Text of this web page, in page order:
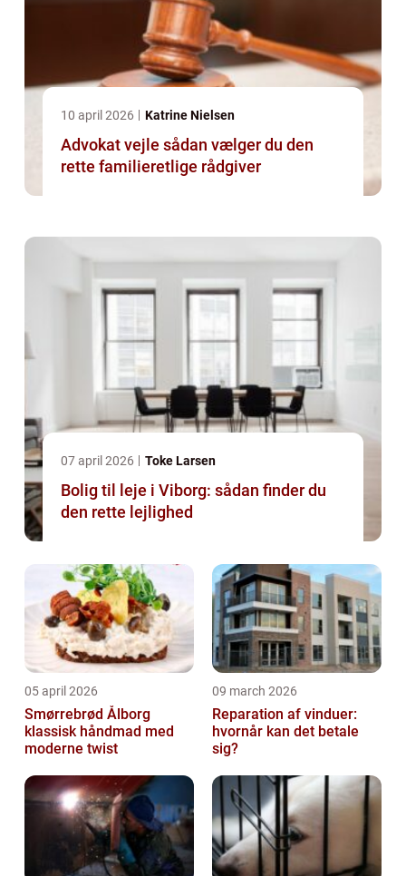
10 april 2026 Katrine Nielsen
Advokat vejle sådan vælger du den
rette familieretlige rådgiver
07 april 2026 Toke Larsen
Bolig til leje i Viborg: sådan finder du
den rette lejlighed
05 april 2026
Smørrebrød Ålborg
klassisk håndmad med
moderne twist
09 march 2026
Reparation af vinduer:
hvornår kan det betale
sig?